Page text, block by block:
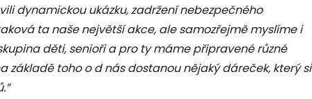
dynamickou ukázku, zadržení nebezpečného
ta naše největší akce, ale samozřejmě myslíme i
děti, senioři a pro ty máme připravené různé
základě toho o d nás dostanou nějaký dáreček, který si